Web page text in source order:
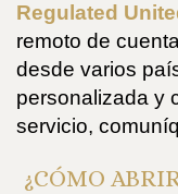
Regulated
remoto de
desde varios
personalizada y
servicio,
¿CÓMO